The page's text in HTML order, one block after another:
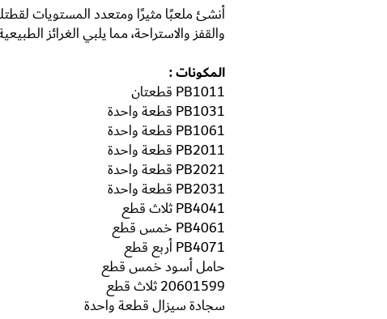
أنشئ ملعبًا مثيرًا ومتعدد المستويات
والقفز والاستراحة، مما يلبي الغرائز
المكونات :
PB1011 قطعتان
PB1031 قطعة واحدة
PB1061 قطعة واحدة
PB2011 قطعة واحدة
PB2021 قطعة واحدة
PB2031 قطعة واحدة
PB4041 ثلاث قطع
PB4061 خمس قطع
PB4071 أربع قطع
حامل أسود خمس قطع
20601599 ثلاث قطع
سجادة سيزال قطعة واحدة